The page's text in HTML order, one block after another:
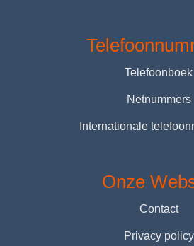
Telefoonboek
Netnummers
Internationale
Onze
Contact
Privacy policy